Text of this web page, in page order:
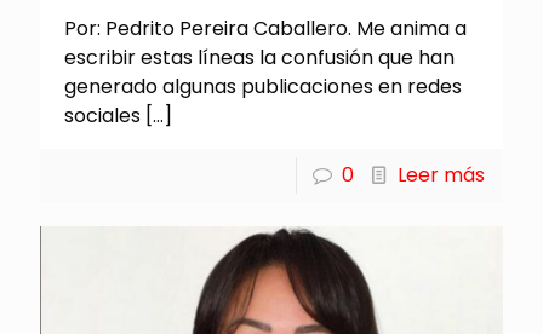
Por: Pedrito Pereira Caballero. Me anima a
escribir estas líneas la confusión que han
generado algunas publicaciones en redes
sociales […]
0 Leer más